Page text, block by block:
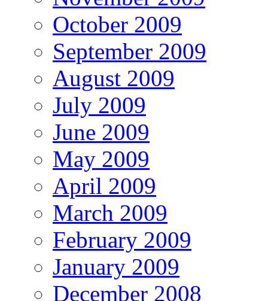
October 2009
September 2009
August 2009
July 2009
June 2009
May 2009
April 2009
March 2009
February 2009
January 2009
December 2008